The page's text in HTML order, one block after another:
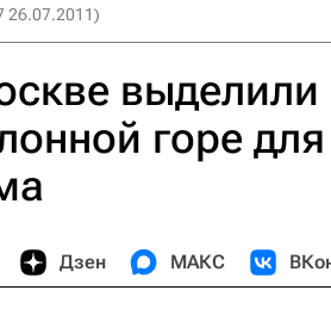
26.07.2011)
горе
Дзен МАКС